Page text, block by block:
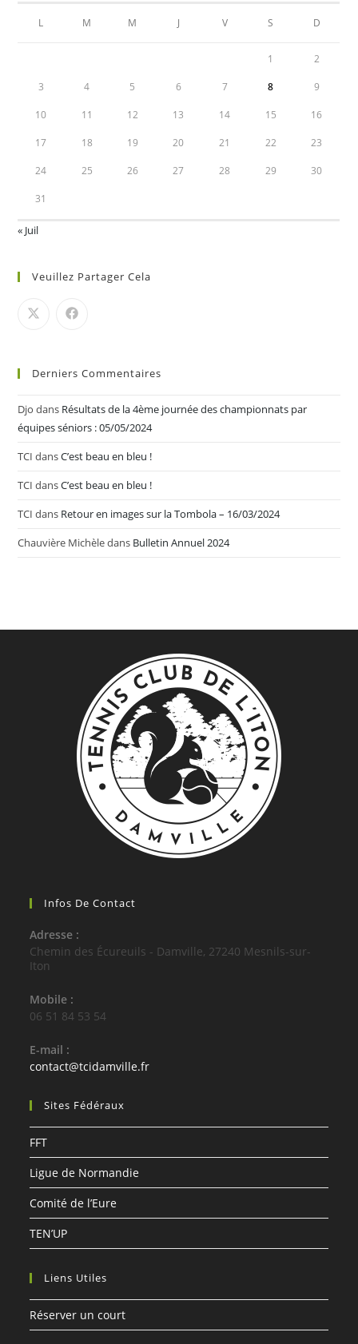
L M M J V S D
1 2
3 4 5 6 7 8 9
10 11 12 13 14 15 16
17 18 19 20 21 22 23
24 25 26 27 28 29 30
31
« Juil
Veuillez Partager Cela
Derniers Commentaires
Djo dans Résultats de la 4ème journée des championnats par
équipes séniors : 05/05/2024
TCI dansC’est beau en bleu !
TCI dansC’est beau en bleu !
TCI dans Retour en images sur la Tombola – 16/03/2024
Chauvière Michèledans Bulletin Annuel 2024
Infos De Contact
Adresse :
Chemin des Écureuils - Damville, 27240 Mesnils-sur-
Iton
Mobile :
06 51 84 53 54
E-mail :
contact@tcidamville.frS’ouvre
Sites Fédéraux
FFT
Ligue de Normandie
Comité de l’Eure
TEN’UP
Liens Utiles
Réserver un court